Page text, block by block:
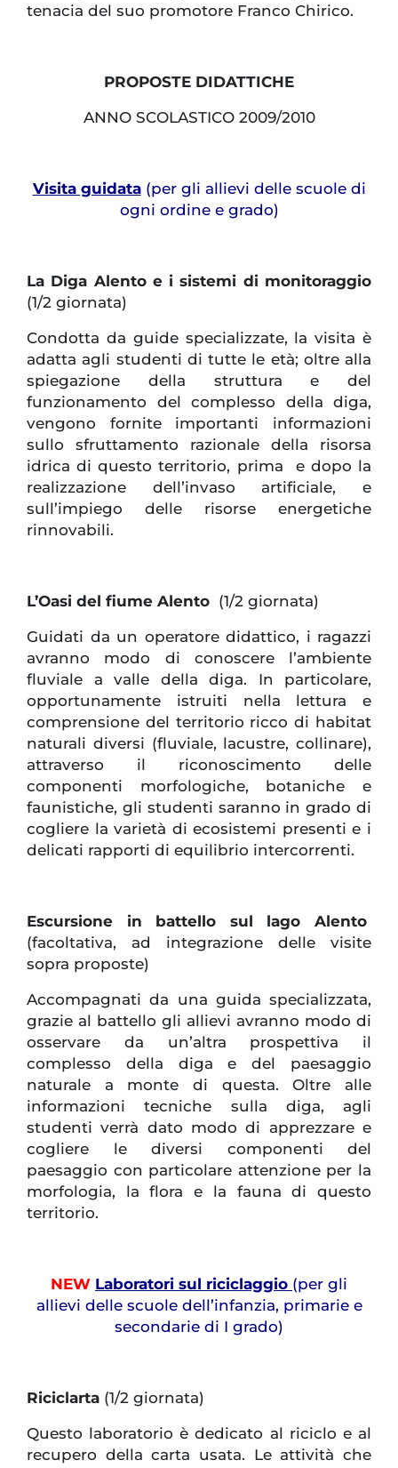
tenacia del suo promotore Franco Chirico.
PROPOSTE DIDATTICHE
ANNO SCOLASTICO 2009/2010
Visita guidata(per gli allievi delle scuole di
ogni ordine e grado)
La Diga Alento e i sistemi di monitoraggio
(1/2 giornata)
Condotta da guide specializzate, la visita è
adatta agli studenti di tutte le età; oltre alla
spiegazione della struttura e del
funzionamento del complesso della diga,
vengono fornite importanti informazioni
sullo sfruttamento razionale della risorsa
idrica di questo territorio, prima e dopo la
realizzazione dell’invaso artificiale, e
sull’impiego delle risorse energetiche
rinnovabili.
L’Oasi del fiume Alento (1/2 giornata)
Guidati da un operatore didattico, i ragazzi
avranno modo di conoscere l’ambiente
fluviale a valle della diga. In particolare,
opportunamente istruiti nella lettura e
comprensione del territorio ricco di habitat
naturali diversi (fluviale, lacustre, collinare),
attraverso il riconoscimento delle
componenti morfologiche, botaniche e
faunistiche, gli studenti saranno in grado di
cogliere la varietà di ecosistemi presenti e i
delicati rapporti di equilibrio intercorrenti.
Escursione in battello sul lago Alento
(facoltativa, ad integrazione delle visite
sopra proposte)
Accompagnati da una guida specializzata,
grazie al battello gli allievi avranno modo di
osservare da un’altra prospettiva il
complesso della diga e del paesaggio
naturale a monte di questa. Oltre alle
informazioni tecniche sulla diga, agli
studenti verrà dato modo di apprezzare e
cogliere le diversi componenti del
paesaggio con particolare attenzione per la
morfologia, la flora e la fauna di questo
territorio.
NEW Laboratori sul riciclaggio (per gli
allievi delle scuole dell’infanzia, primarie e
secondarie di I grado)
Riciclarta (1/2 giornata)
Questo laboratorio è dedicato al riciclo e al
recupero della carta usata. Le attività che